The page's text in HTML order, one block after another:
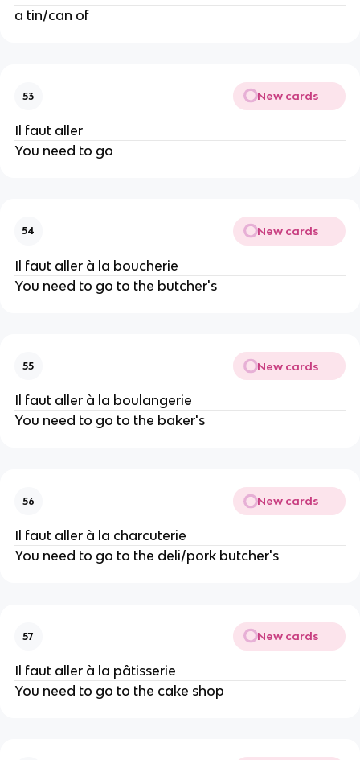
a tin/can of
53 New cards
Il faut aller
You need to go
54 New cards
Il faut aller à la boucherie
You need to go to the butcher's
55 New cards
Il faut aller à la boulangerie
You need to go to the baker's
56 New cards
Il faut aller à la charcuterie
You need to go to the deli/pork butcher's
57 New cards
Il faut aller à la pâtisserie
You need to go to the cake shop